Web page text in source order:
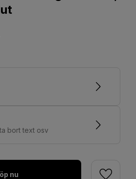
bort text osv
nu